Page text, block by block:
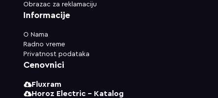
Obrazac za reklamaciju
Informacije
O Nama
Radno vreme
Privatnost podataka
Cenovnici
Fluxram
Horoz Electric - Katalog